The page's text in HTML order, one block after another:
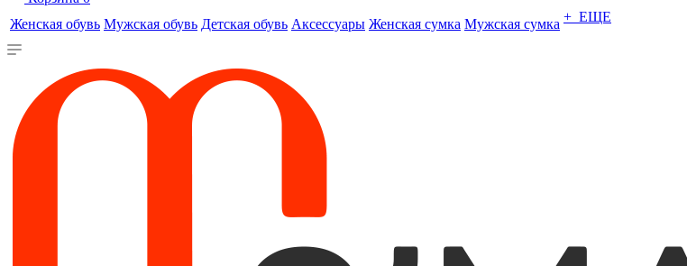
Женская обувь Мужская обувь Детская обувь Аксессуары Женская сумка Мужская сумка + ЕЩЕ